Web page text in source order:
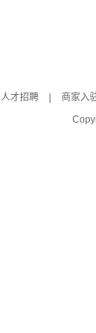
人才招聘 商家入